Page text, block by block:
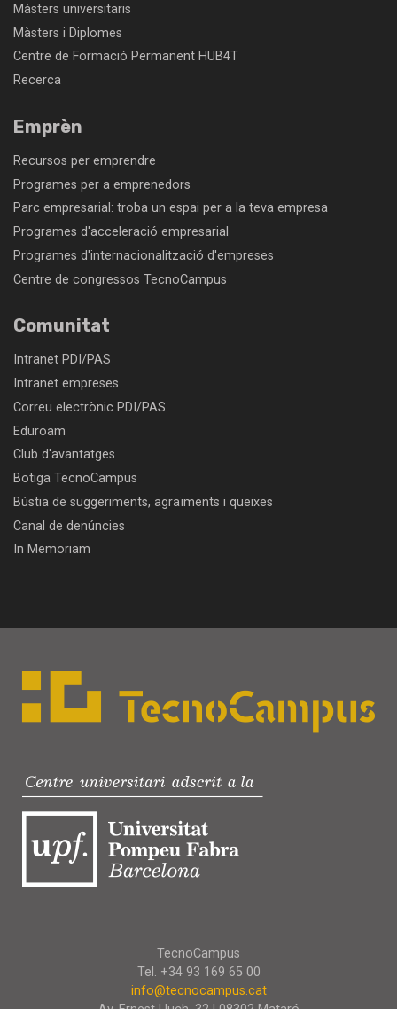
Màsters universitaris
Màsters i Diplomes
Centre de Formació Permanent HUB4T
Recerca
Emprèn
Recursos per emprendre
Programes per a emprenedors
Parc empresarial: troba un espai per a la teva empresa
Programes d'acceleració empresarial
Programes d'internacionalització d'empreses
Centre de congressos TecnoCampus
Comunitat
Intranet PDI/PAS
Intranet empreses
Correu electrònic PDI/PAS
Eduroam
Club d'avantatges
Botiga TecnoCampus
Bústia de suggeriments, agraïments i queixes
Canal de denúncies
In Memoriam
TecnoCampus
Tel. +34 93 169 65 00
info@tecnocampus.cat